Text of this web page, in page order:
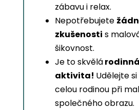
zábavu i relax.
Nepotřebujete
zkušenosti s
šikovnost.
Je to skvělárodinná
aktivita! Udělejte
celou rodinou při
společného obrazu.